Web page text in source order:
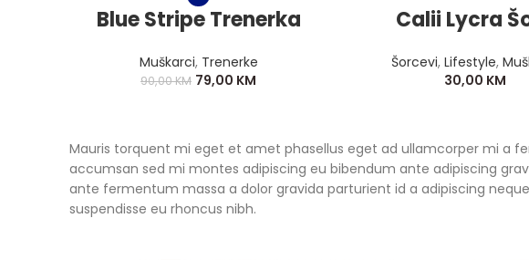
Blue Stripe Trenerka
Muškarci, Trenerke
90,00KM 79,00 KM
Calii Lycra
Šorcevi, Lifestyle,
30,00 KM
Mauris torquent mi eget et amet phasellus eget ad ullamcorper mi a
accumsan sed mi montes adipiscing eu bibendum ante adipiscing
ante fermentum massa a dolor gravida parturient id a adipiscing
suspendisse eu rhoncus nibh.